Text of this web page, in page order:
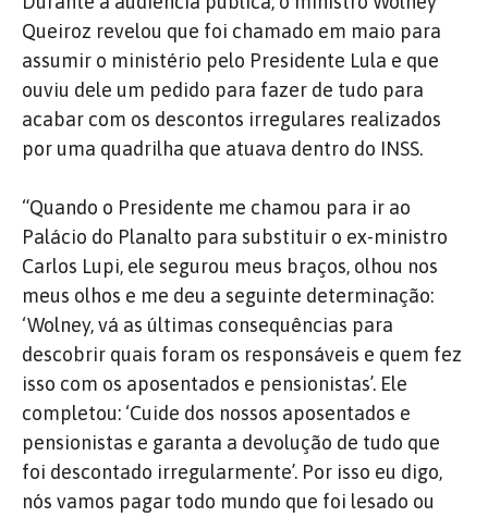
Queiroz revelou que foi chamado em maio para
assumir o ministério pelo Presidente Lula e que
ouviu dele um pedido para fazer de tudo para
acabar com os descontos irregulares realizados
por uma quadrilha que atuava dentro do INSS.
“Quando o Presidente me chamou para ir ao
Palácio do Planalto para substituir o ex-ministro
Carlos Lupi, ele segurou meus braços, olhou nos
meus olhos e me deu a seguinte determinação:
‘Wolney, vá as últimas consequências para
descobrir quais foram os responsáveis e quem fez
isso com os aposentados e pensionistas’. Ele
completou: ‘Cuide dos nossos aposentados e
pensionistas e garanta a devolução de tudo que
foi descontado irregularmente’. Por isso eu digo,
nós vamos pagar todo mundo que foi lesado ou